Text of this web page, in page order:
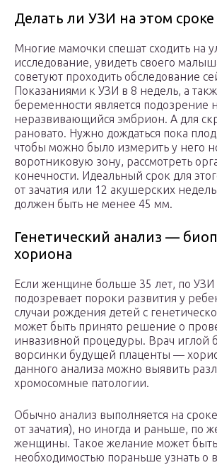
Делать ли УЗИ на этом сроке
Многие мамочки спешат сходить на
исследование, увидеть своего
советуют проходить обследование
Показаниями к УЗИ в 8 недель, а
беременности является подозрение
неразвивающийся эмбрион. А для
рановато. Нужно дождаться пока плод
чтобы можно было измерить у него
воротниковую зону, рассмотреть
конечности. Идеальный срок для
от зачатия или 12 акушерских
должен быть не менее 45 мм.
Генетический анализ —
хориона
Если женщине больше 35 лет, по УЗИ
подозревает пороки развития у
случаи рождения детей с
может быть принято решение о
инвазивной процедуры. Врач иглой
ворсинки будущей плаценты —
данного анализа можно выявить
хромосомные патологии.
Обычно анализ выполняется на
от зачатия), но иногда и раньше, по
женщины. Такое желание может
необходимостью пораньше узнать о